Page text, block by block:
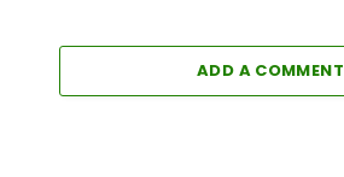
ADD A COMMENT